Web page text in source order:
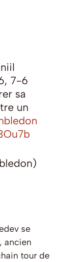
7-6
sa
un
se
ancien
tour de